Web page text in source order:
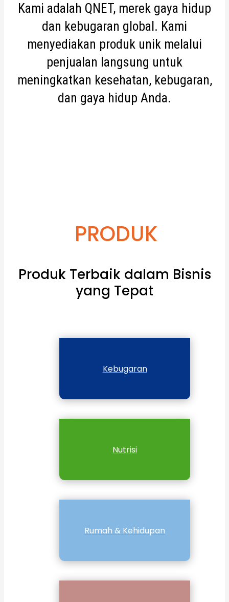
Kami adalah QNET, merek gaya hidup
dan kebugaran global. Kami
menyediakan produk unik melalui
penjualan langsung untuk
meningkatkan kesehatan, kebugaran,
dan gaya hidup Anda.
PRODUK
Produk Terbaik dalam Bisnis
yang Tepat
Kebugaran
Nutrisi
Rumah & Kehidupan